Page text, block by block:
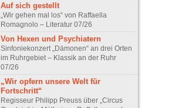
Auf sich gestellt
„Wir gehen mal los“ von Raffaella
Romagnolo – Literatur 07/26
Von Hexen und Psychiatern
Sinfoniekonzert „Dämonen“ an drei Orten
im Ruhrgebiet – Klassik an der Ruhr
07/26
„Wir opfern unsere Welt für
Fortschritt“
Regisseur Philipp Preuss über „Circus